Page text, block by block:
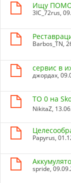
Ищу
3IC_72rus,
Barbos_TN,
сервис в
джордах,
ТО 0 на
NikitaZ,
Papyrus,
spride,